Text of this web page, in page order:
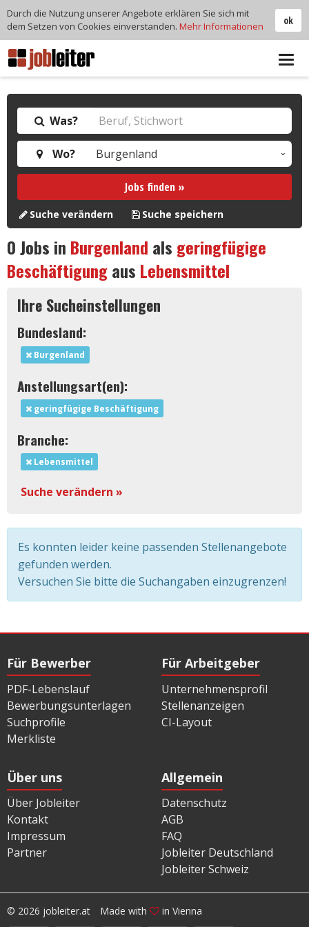
Was?
Wo?
Jobs finden »
Suche verändern Suche speichern
0Jobs in Burgenland als geringfügige
Beschäftigungaus Lebensmittel
Ihre Sucheinstellungen
Bundesland:
Burgenland
Anstellungsart(en):
geringfügige Beschäftigung
Branche:
Lebensmittel
Suche verändern »
Es konnten leider keine passenden Stellenangebote
gefunden werden.
Versuchen Sie bitte die Suchangaben einzugrenzen!
Für Bewerber
PDF-Lebenslauf
Bewerbungsunterlagen
Suchprofile
Merkliste
Für Arbeitgeber
Unternehmensprofil
Stellenanzeigen
CI-Layout
Über uns
Über Jobleiter
Kontakt
Impressum
Partner
Allgemein
Datenschutz
AGB
FAQ
Jobleiter Deutschland
Jobleiter Schweiz
© 2026 jobleiter.at Made with in Vienna
ok
Durch die Nutzung unserer Angebote erklären Sie sich mit
dem Setzen von Cookies einverstanden. Mehr Informationen